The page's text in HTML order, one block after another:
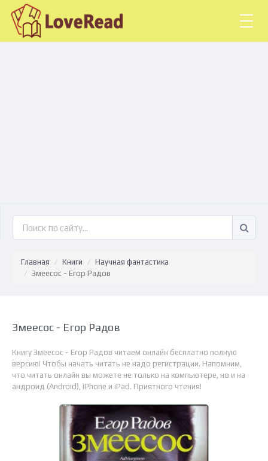
Главная Книги
Научная фантастика
Змеесос - Егор Радов
Змеесос - Егор Радов
Книгу Змеесос - Егор Радов читаем онлайн бесплатно полную
версию! Чтобы начать читать не надо регистрации. Напомним,
что читать онлайн вы можете не только на компьютере, но и на
андроид (Android), iPhone и iPad. Приятного чтения!